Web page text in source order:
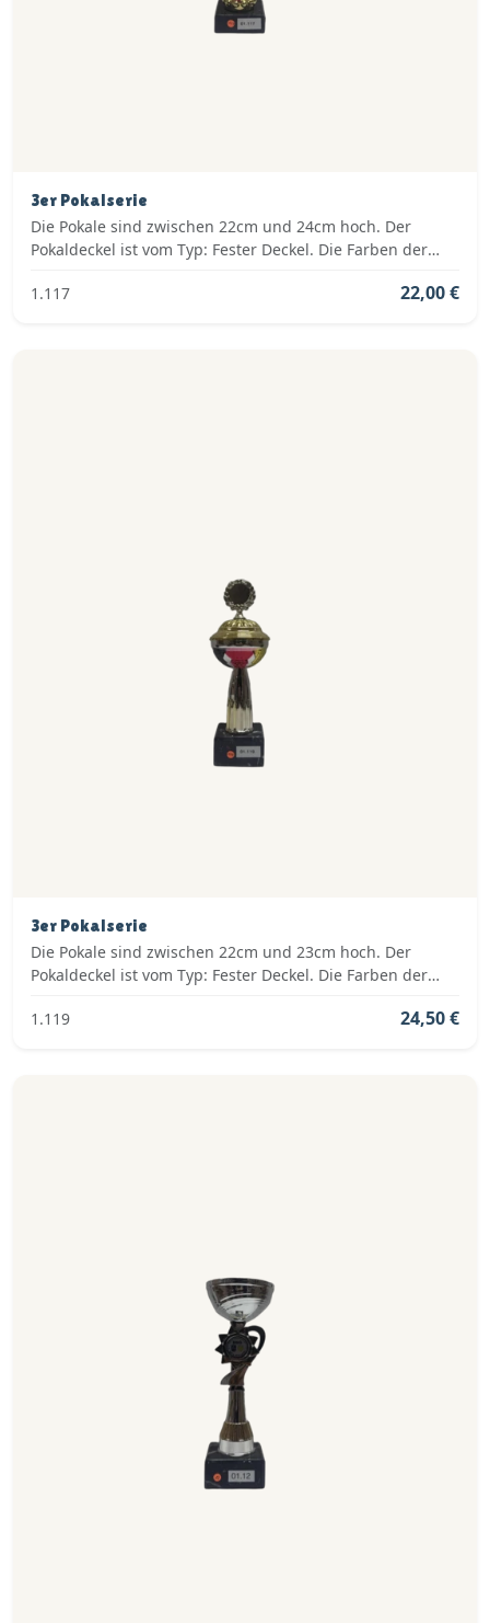
3er Pokalserie
Die Pokale sind zwischen 22cm und 24cm hoch. Der
Pokaldeckel ist vom Typ: Fester Deckel. Die Farben der
1.117
22,00 €
3er Pokalserie
Die Pokale sind zwischen 22cm und 23cm hoch. Der
Pokaldeckel ist vom Typ: Fester Deckel. Die Farben der
1.119
24,50 €